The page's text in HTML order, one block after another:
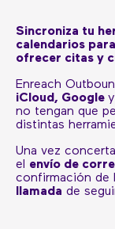
Sincroniza tu
calendarios
ofrecer citas y
Enreach
iCloud, Google y
no tengan que
distintas
Una vez
el envío de
confirmación de
llamada de